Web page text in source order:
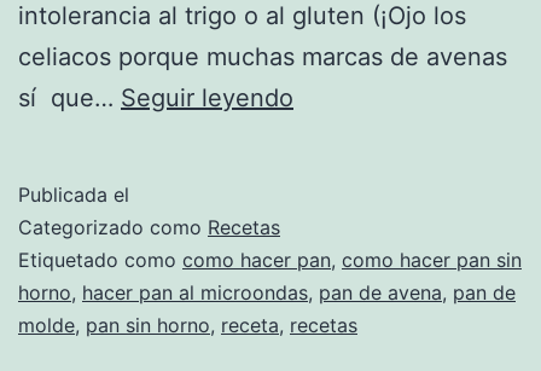
intolerancia al trigo o al gluten (¡Ojo los
celiacos porque muchas marcas de avenas
sí que… Seguir leyendo
al
pan
de
Publicada el
Categorizado como Recetas
Etiquetado como como hacer pan, como hacer pan sin
horno, hacer pan al microondas, pan de avena, pan de
molde, pan sin horno, receta, recetas